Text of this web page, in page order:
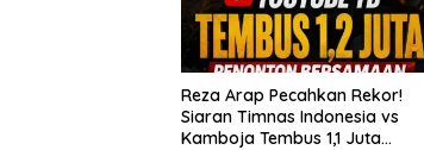
Reza Arap Pecahkan Rekor!
Siaran Timnas Indonesia vs
Kamboja Tembus 1,1 Juta